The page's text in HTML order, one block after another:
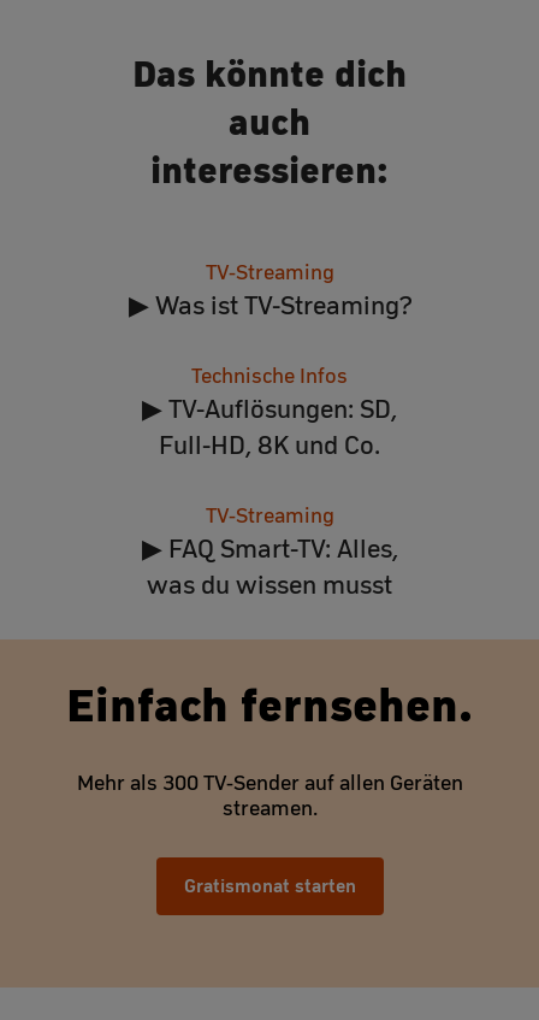
Das könnte dich
auch
interessieren:
TV-Streaming
▶ Was ist TV-Streaming?
Technische Infos
▶ TV-Auflösungen: SD,
Full-HD, 8K und Co.
TV-Streaming
▶ FAQ Smart-TV: Alles,
was du wissen musst
Einfach fernsehen.
Mehr als 300 TV-Sender auf allen Geräten
streamen.
Gratismonat starten